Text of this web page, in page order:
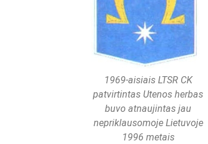
1969-aisiais LTSR CK
patvirtintas Utenos herbas
buvo atnaujintas jau
nepriklausomoje Lietuvoje
1996 metais